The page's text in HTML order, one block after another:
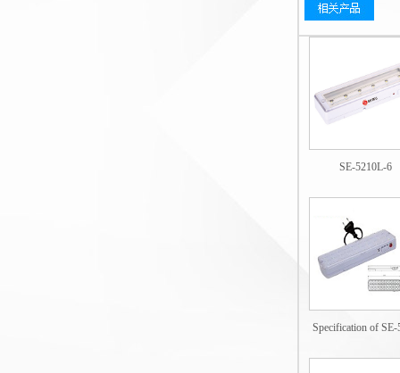
SE-5210L-6
Specification of SE-